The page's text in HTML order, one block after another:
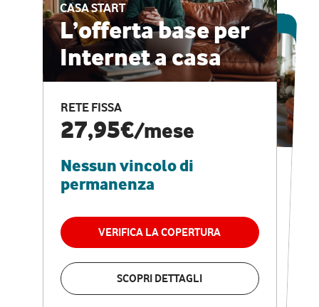
CASA START
L’offerta base per
Internet a casa
RETE FISSA
27,95€/mese
Nessun vincolo di
permanenza
VERIFICA LA COPERTURA
SCOPRI DETTAGLI
ESCLUSIVA ONLINE
CASA PRO
Internet veloce e
vantaggi speciali
RETE FISSA + VODAFONE CLUB
29,95€
permanenza
VERIFICA LA COPERTURA